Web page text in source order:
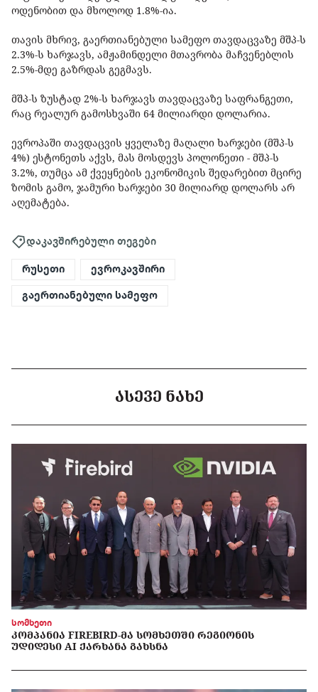
ოდენობით და მხოლოდ 1.8%-ია.
თავის მხრივ, გაერთიანებული სამეფო თავდაცვაზე მშპ-ს
2.3%-ს ხარჯავს, ამჟამინდელი მთავრობა მაჩვენებლის
2.5%-მდე გაზრდას გეგმავს.
მშპ-ს ზუსტად 2%-ს ხარჯავს თავდაცვაზე საფრანგეთი,
რაც რეალურ გამოსხვაში 64 მილიარდი დოლარია.
ევროპაში თავდაცვის ყველაზე მაღალი ხარჯები (მშპ-ს
4%) ესტონეთს აქვს, მას მოსდევს პოლონეთი - მშპ-ს
3.2%, თუმცა ამ ქვეყნების ეკონომიკის შედარებით მცირე
ზომის გამო, ჯამური ხარჯები 30 მილიარდ დოლარს არ
აღემატება.
დაკავშირებული თეგები
რუსეთი ევროკავშირი
გაერთიანებული სამეფო
ᲐᲡᲔᲕᲔ ᲜᲐᲮᲔ
სომხეთი
ᲙᲝᲛᲞᲐᲜᲘᲐ FIREBIRD-ᲛᲐ ᲡᲝᲛᲮᲔᲗᲨᲘ ᲠᲔᲒᲘᲝᲜᲘᲡ
ᲣᲓᲘᲓᲔᲡᲘ AI ᲥᲐᲠᲮᲐᲜᲐ ᲒᲐᲮᲡᲜᲐ